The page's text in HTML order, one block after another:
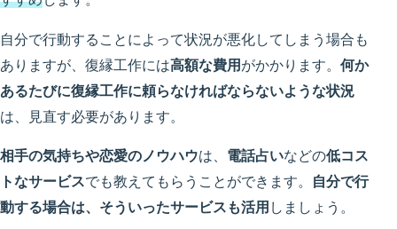
自分で行動することによって状況が悪化してしまう場合も
ありますが、復縁工作には高額な費用 がかかります。 何か
あるたびに復縁工作に頼らなければならないような状況
は、見直す必要があります。
相手の気持ちや恋愛のノウハウは、 電話占いなどの低コス
トなサービスでも教えてもらうことができます。
自分で行
動する場合は、そういったサービスも活用 しましょう。